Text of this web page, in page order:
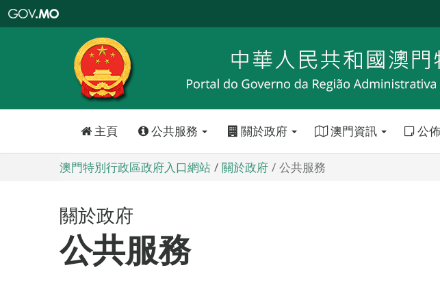
特
政
區
政
口
主頁 公共服務 關於政府 澳門資訊 公
澳門特別行政區政府入口網站 關於政府 公共服務
關於政府
公共服務